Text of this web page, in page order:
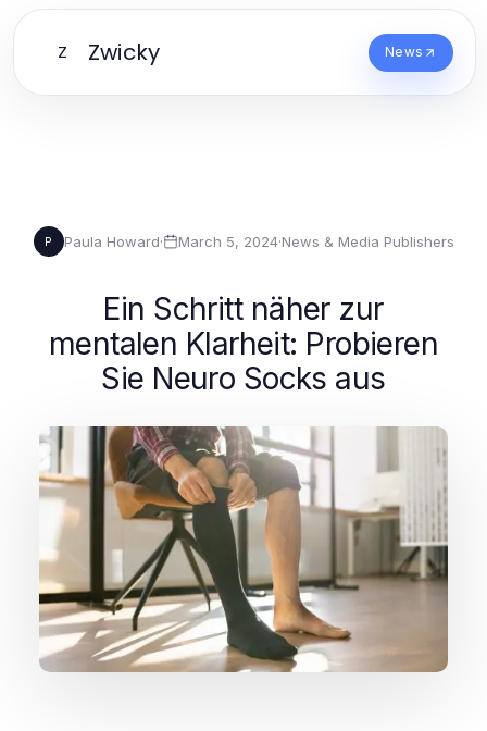
Z Zwicky News
P Paula Howard· March 5, 2024·News & Media Publishers
Ein Schritt näher zur
mentalen Klarheit: Probieren
Sie Neuro Socks aus